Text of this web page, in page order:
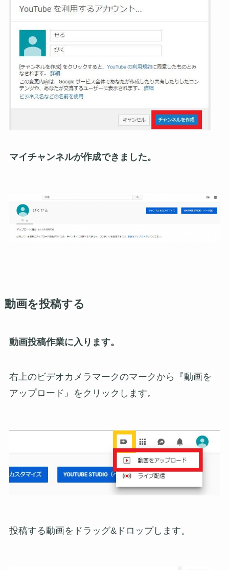
マイチャンネルが作成できました。
動画を投稿する
動画投稿作業に入ります。
右上のビデオカメラマークのマークから『動画を
アップロード』をクリックします。
投稿する動画をドラッグ&ドロップします。